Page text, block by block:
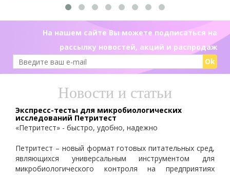
На нашем сайте Вы можете подписаться на
рассылку новостей, акций и распродаж
Ok
Новости и статьи
Экспресс-тесты для микробиологических
исследований Петритест
«Петритест» - быстро, удобно, надежно
Петритест – новый формат готовых питательных сред,
являющихся универсальным инструментом для
микробиологического контроля на предприятиях